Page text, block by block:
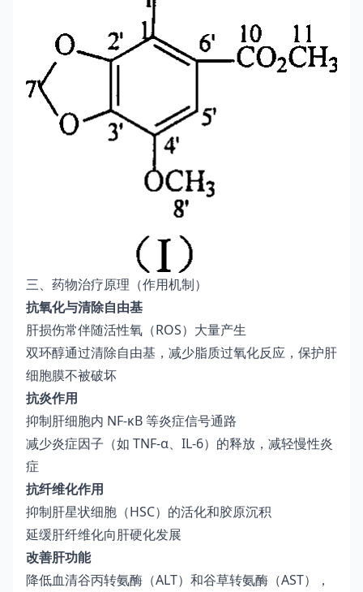
三、药物治疗原理（作用机制）
抗氧化与清除自由基
肝损伤常伴随活性氧（ROS）大量产生
双环醇通过清除自由基，减少脂质过氧化反应，保护肝
细胞膜不被破坏
抗炎作用
抑制肝细胞内 NF-κB 等炎症信号通路
减少炎症因子（如 TNF-α、IL-6）的释放，减轻慢性炎
症
抗纤维化作用
抑制肝星状细胞（HSC）的活化和胶原沉积
延缓肝纤维化向肝硬化发展
改善肝功能
降低血清谷丙转氨酶（ALT）和谷草转氨酶（AST），